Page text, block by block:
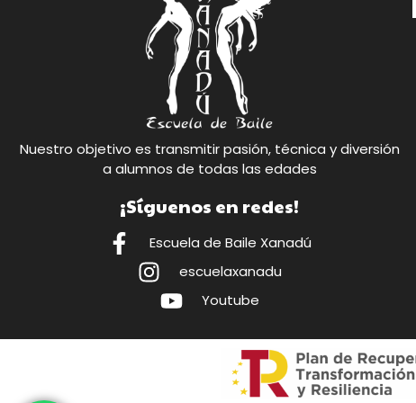
Nuestro objetivo es transmitir pasión, técnica y diversión
a alumnos de todas las edades
¡Síguenos en redes!
Escuela de Baile Xanadú
escuelaxanadu
Youtube